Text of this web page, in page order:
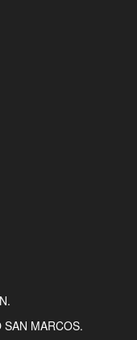
SAN MARCOS.